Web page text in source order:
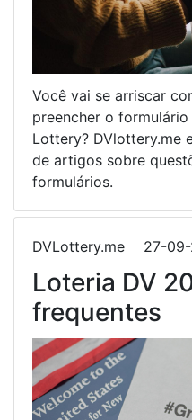
Você vai se arriscar
preencher o
Lottery? DVlottery.me
de artigos sobre
formulários.
DVLottery.me 27-
Loteria DV
frequentes